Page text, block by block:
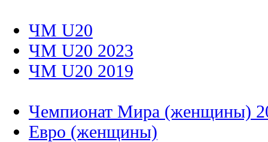
ЧМ U20
ЧМ U20 2023
ЧМ U20 2019
Чемпионат Мира (женщины)
Евро (женщины)